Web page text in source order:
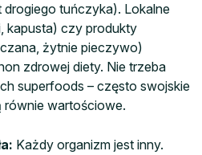
drogiego tuńczyka). Lokalne
kapusta) czy produkty
żytnie pieczywo)
zdrowej diety. Nie trzeba
superfoods – często swojskie
równie wartościowe.
Każdy organizm jest inny.